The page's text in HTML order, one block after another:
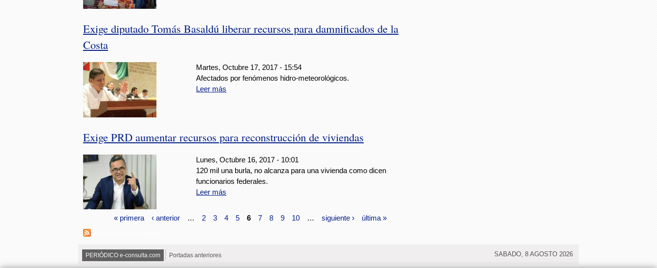
Exige diputado Tomás Basaldú liberar recursos para damnificados de la
Costa
Martes, Octubre 17, 2017 - 15:54
Afectados por fenómenos hidro-meteorológicos.
Leer más
Exige PRD aumentar recursos para reconstrucción de viviendas
Lunes, Octubre 16, 2017 - 10:01
120 mil una burla, no alcanza para una vivienda como dicen
funcionarios federales.
Leer más
« primera ‹ anterior … 2 3 4 5 6 7 8 9 10 … siguiente › última »
PERIÓDICO e-consulta.com Portadas anteriores SABADO, 8 AGOSTO 2026